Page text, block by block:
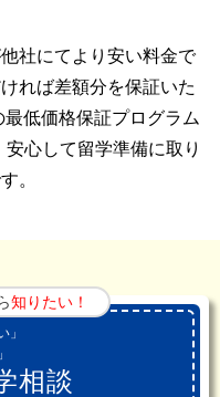
社にてより安い料金で
れば差額分を保証いた
低価格保証プログラム
心して留学準備に取り
。
知りたい！
」
相談